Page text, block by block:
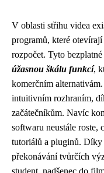
V oblasti střihu videa
programů, které
rozpočet. Tyto
úžasnou škálu funkcí,
komerčním
intuitivním rozhraním,
začátečníkům. Navíc
softwaru neustále roste,
tutoriálů a pluginů. Díky
překonávání tvůrčích
student, nadšenec do